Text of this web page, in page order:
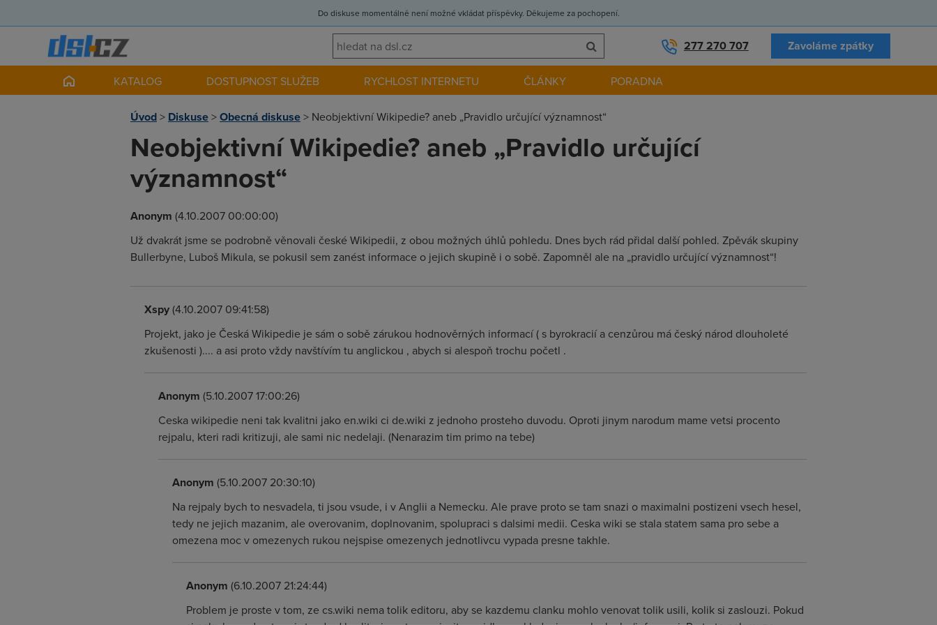
Do diskuse momentálně není možné vkládat příspěvky. Děkujeme za pochopení.
277 270 707 Zavoláme zpátky
KATALOG DOSTUPNOST SLUŽEB RYCHLOST INTERNETU ČLÁNKY PORADNA
Úvod> Diskuse>Obecná diskuse> Neobjektivní Wikipedie? aneb „Pravidlo určující významnost“
Neobjektivní Wikipedie? aneb „Pravidlo určující
významnost“
Anonym (4.10.2007 00:00:00)
Už dvakrát jsme se podrobně věnovali české Wikipedii, z obou možných úhlů pohledu. Dnes bych rád přidal další pohled. Zpěvák skupiny
Bullerbyne, Luboš Mikula, se pokusil sem zanést informace o jejich skupině i o sobě. Zapomněl ale na „pravidlo určující významnost“!
Xspy(4.10.2007 09:41:58)
Projekt, jako je Česká Wikipedie je sám o sobě zárukou hodnověrných informací ( s byrokracií a cenzůrou má český národ dlouholeté
zkušenosti ).... a asi proto vždy navštívím tu anglickou , abych si alespoň trochu početl .
Anonym (5.10.2007 17:00:26)
Ceska wikipedie neni tak kvalitni jako en.wiki ci de.wiki z jednoho prosteho duvodu. Oproti jinym narodum mame vetsi procento
rejpalu, kteri radi kritizuji, ale sami nic nedelaji. (Nenarazim tim primo na tebe)
Anonym (5.10.2007 20:30:10)
Na rejpaly bych to nesvadela, ti jsou vsude, i v Anglii a Nemecku. Ale prave proto se tam snazi o maximalni postizeni vsech hesel,
tedy ne jejich mazanim, ale overovanim, doplnovanim, spolupraci s dalsimi medii. Ceska wiki se stala statem sama pro sebe a
omezena moc v omezenych rukou nejspise omezenych jednotlivcu vypada presne takhle.
Anonym (6.10.2007 21:24:44)
Problem je proste v tom, ze cs.wiki nema tolik editoru, aby se kazdemu clanku mohlo venovat tolik usili, kolik si zaslouzi. Pokud